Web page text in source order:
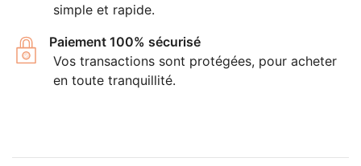
simple et rapide.
Paiement 100% sécurisé
Vos transactions sont protégées, pour acheter
en toute tranquillité.